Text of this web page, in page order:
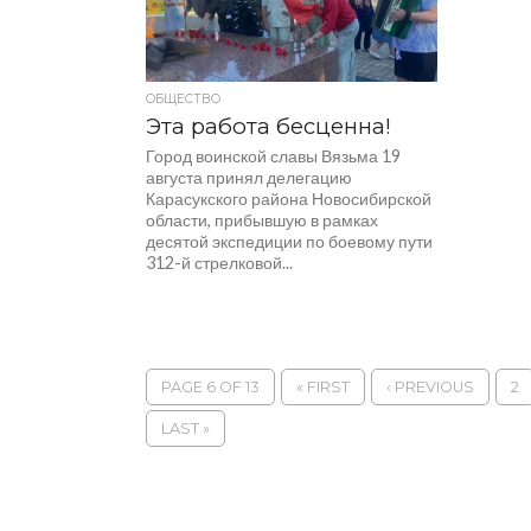
ОБЩЕСТВО
Эта работа бесценна!
Город воинской славы Вязьма 19
августа принял делегацию
Карасукского района Новосибирской
области, прибывшую в рамках
десятой экспедиции по боевому пути
312-й стрелковой...
PAGE 6 OF 13 « FIRST ‹ PREVIOUS 2
LAST »